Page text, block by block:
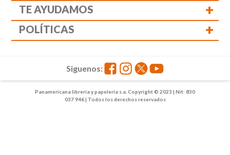
TE AYUDAMOS +
POLÍTICAS +
Panamericana librería y papelería s.a. Copyright © 2023 | Nit: 830
037 946 | Todos los derechos reservados
Siguenos: